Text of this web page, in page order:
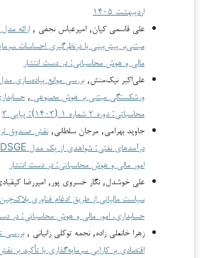
اردیبهشت ۱۴۰۵
علی قاسمی کیان, امیرعباس نجفی , ارائه
مبتنی‌بر پیش‌بینی با درنظرگیری احساسات
مالی و هوش محاسباتی: در دست انتشار
علی‌اکبر نیک‌منش,بررسی موانع پیاده‌سازی
ورشکستگی مبتنی بر هوش مصنوعی ,
محاسباتی: دوره ۲ شماره ۱ (۱۴۰۳): پیاپی ۳
جاوید بهرامی, مرجان سلطانی,نقش صندوق
درآمدهای نفتی: شواهدی از یک مدل DSGE دوکشوری
امور مالی و هوش محاسباتی: در دست انتشار
علی خوشدل, نگار خسروی پور, اميررضا
سیاست مالیاتی از طریق ادغام فناوری
حسابداری، امور مالی و هوش محاسباتی: در
زهرا خانعلی زاده, نجمه توکلی زانیانی ,بررسی
اقتصادی بر کارایی سرمایه‌گذاری با تأکید بر